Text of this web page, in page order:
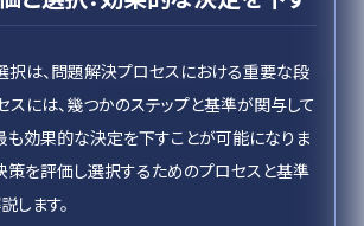
択は、問題解決プロセスにおける重要な段
スには、幾つかのステップと基準が関与して
も効果的な決定を下すことが可能になりま
策を評価し選択するためのプロセスと基準
します。